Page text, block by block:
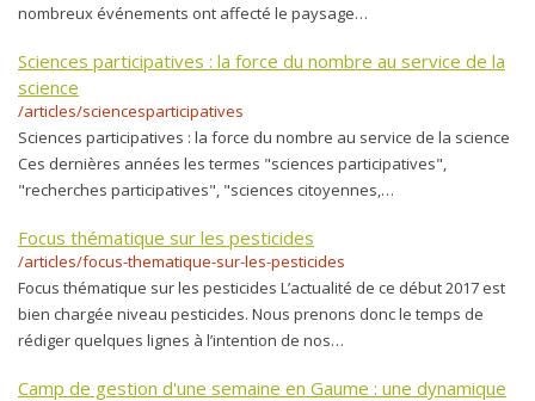
nombreux événements ont affecté le paysage…
Sciences participatives : la force du nombre au service de la
science
/articles/sciencesparticipatives
Sciences participatives : la force du nombre au service de la science
Ces dernières années les termes "sciences participatives",
"recherches participatives", "sciences citoyennes,…
Focus thématique sur les pesticides
/articles/focus-thematique-sur-les-pesticides
Focus thématique sur les pesticides L’actualité de ce début 2017 est
bien chargée niveau pesticides. Nous prenons donc le temps de
rédiger quelques lignes à l’intention de nos…
Camp de gestion d'une semaine en Gaume : une dynamique